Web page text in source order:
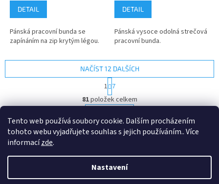
Tento web používá soubory cookie. Dalším procházením
tohoto webu vyjadřujete souhlas s jejich používáním.. Více
informacízde.
Nastavení
DETAIL
Pánská pracovní bunda se
zapínáním na zip krytým légou.
DETAIL
Pánská vysoce odolná strečová
pracovní bunda.
O
v
á
d
í
p
r
NAČÍST 12 DALŠÍCH
t
r
á
k
o
n
í
1 7
81položek celkem